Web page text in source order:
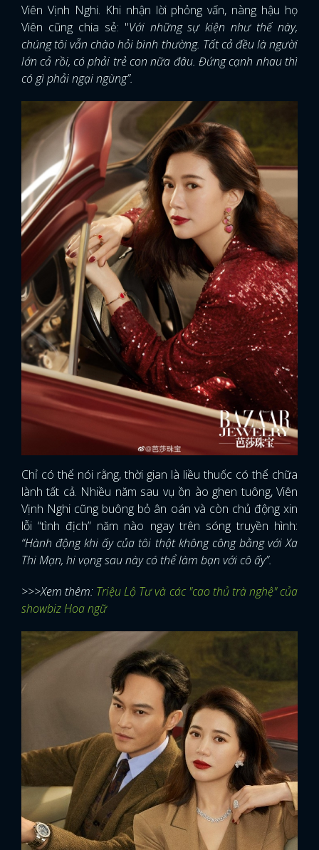
FACEBOOK GOOGLE
Viên Vịnh Nghi. Khi nhận lời phỏng vấn, nàng hậu họ
Viên cũng chia sẻ: "Với những sự kiện như thế này,
chúng tôi vẫn chào hỏi bình thường. Tất cả đều là người
lớn cả rồi, có phải trẻ con nữa đâu. Đứng cạnh nhau thì
có gì phải ngại ngùng”.
Chỉ có thể nói rằng, thời gian là liều thuốc có thể chữa
lành tất cả. Nhiều năm sau vụ ồn ào ghen tuông, Viên
Vịnh Nghi cũng buông bỏ ân oán và còn chủ động xin
lỗi “tình địch” năm nào ngay trên sóng truyền hình:
“Hành động khi ấy của tôi thật không công bằng với Xa
Thi Mạn, hi vọng sau này có thể làm bạn với cô ấy”.
>>>Xem thêm: Triệu Lộ Tư và các "cao thủ trà nghệ" của
showbiz Hoa ngữ